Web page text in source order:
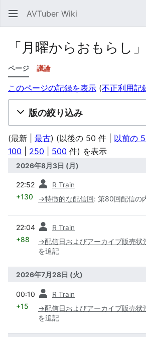
AVTuber Wiki
「月曜からおもらし
ページ 議論
このページの記録を表示 (不正利用記
版の絞り込み
(最新 最古) (以後の 50 件 以前の
100
250 500 件) を表示
2026年8月3日 (月)
22:52 R Train
+130 →特徴的な配信回: 第80回配信の
22:04 R Train
+88 →配信日およびアーカイブ販売状
を追記
2026年7月28日 (火)
00:10 R Train
+15 →配信日およびアーカイブ販売状
を追記